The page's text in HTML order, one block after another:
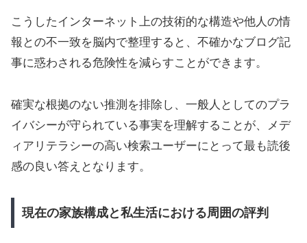
こうしたインターネット上の技術的な構造や他人の情
報との不一致を脳内で整理すると、不確かなブログ記
事に惑わされる危険性を減らすことができます。
確実な根拠のない推測を排除し、一般人としてのプラ
イバシーが守られている事実を理解することが、メデ
ィアリテラシーの高い検索ユーザーにとって最も読後
感の良い答えとなります。
現在の家族構成と私生活における周囲の評判